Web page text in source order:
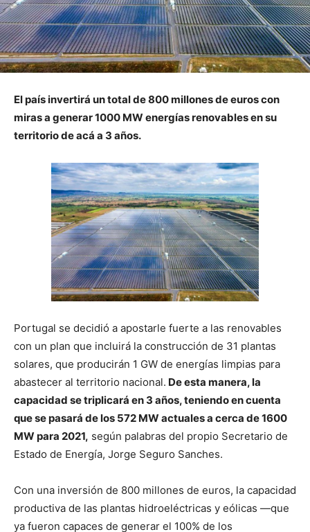
El país invertirá un total de 800 millones de euros con
miras a generar 1000 MW energías renovables en su
territorio de acá a 3 años.
Portugal se decidió a apostarle fuerte a las renovables
con un plan que incluirá la construcción de 31 plantas
solares, que producirán 1 GW de energías limpias para
abastecer al territorio nacional. De esta manera, la
capacidad se triplicará en 3 años, teniendo en cuenta
que se pasará de los 572 MW actuales a cerca de 1600
MW para 2021, según palabras del propio Secretario de
Estado de Energía, Jorge Seguro Sanches.
Con una inversión de 800 millones de euros, la capacidad
productiva de las plantas hidroeléctricas y eólicas —que
ya fueron capaces de generar el 100% de los